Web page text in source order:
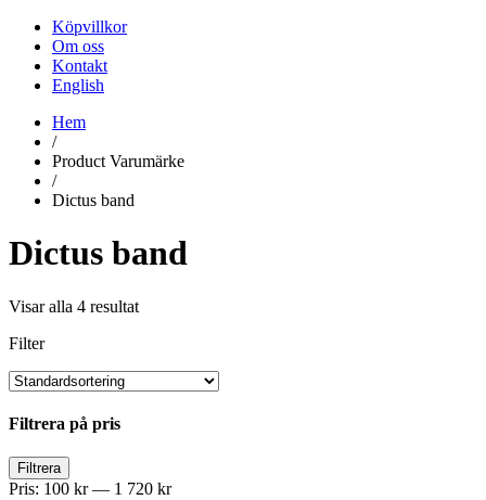
Köpvillkor
Om oss
Kontakt
English
Hem
/
Product Varumärke
/
Dictus band
Dictus band
Visar alla 4 resultat
Filter
Filtrera på pris
Min
pris
Max
pris
Filtrera
Pris: 100 kr— 1 720 kr